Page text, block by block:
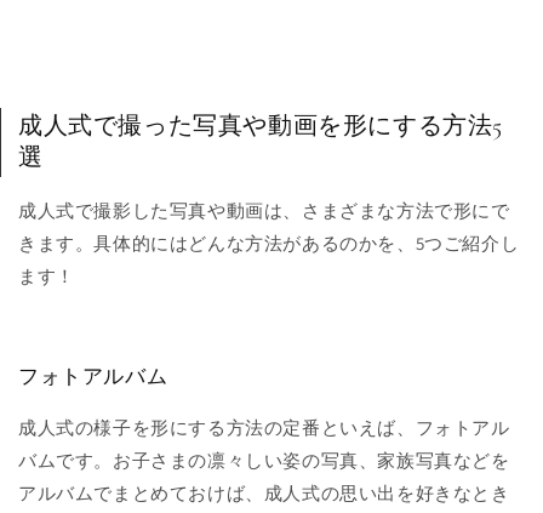
成人式で撮った写真や動画を形にする方法5
選
成人式で撮影した写真や動画は、さまざまな方法で形にで
きます。具体的にはどんな方法があるのかを、5つご紹介し
ます！
フォトアルバム
成人式の様子を形にする方法の定番といえば、フォトアル
バムです。お子さまの凛々しい姿の写真、家族写真などを
アルバムでまとめておけば、成人式の思い出を好きなとき